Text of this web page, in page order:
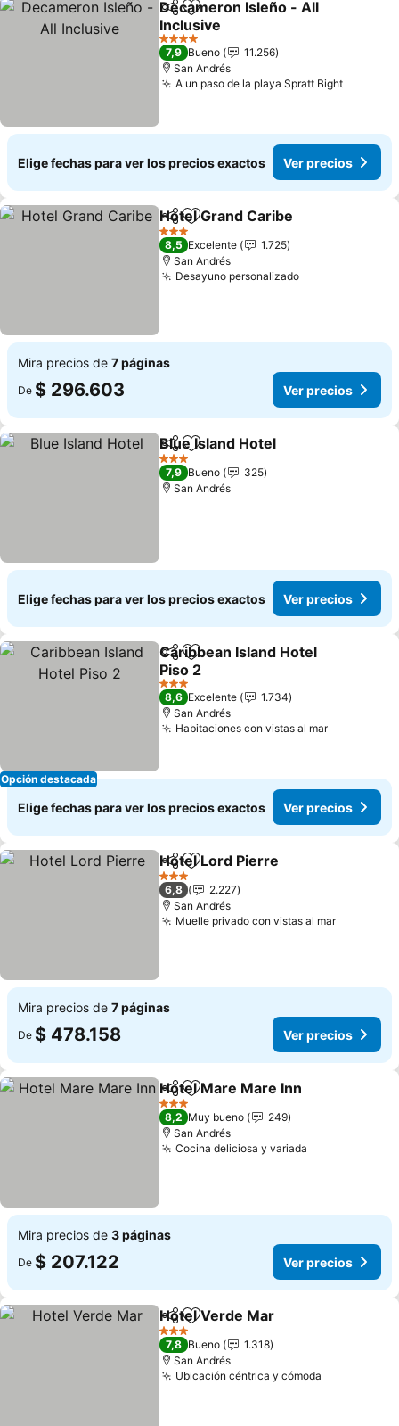
CompartirAgregar a favoritos
Decameron Isleño - All
Inclusive
Ver precios
4 Estrellas
7,9 Bueno
11.256
San Andrés
A un paso de la playa Spratt BightVer
Elige fechas para ver los precios exactos Ver precios
CompartirAgregar a favoritos
Hotel Grand Caribe
3 Estrellas
8,5 Excelente
1.725
San Andrés
Desayuno personalizadoVer precios
Mira precios de 7 páginas
De $ 296.603 Ver precios
CompartirAgregar a favoritos
Blue Island Hotel
3 Estrellas
7,9 Bueno
325
San Andrés
Elige fechas para ver los precios exactos Ver precios
Opción destacada
CompartirAgregar a favoritos
Caribbean Island Hotel
Piso 2
Ver precios
3 Estrellas
8,6 Excelente
1.734
San Andrés
Habitaciones con vistas al marVer
Elige fechas para ver los precios exactos Ver precios
CompartirAgregar a favoritos
Hotel Lord Pierre
3 Estrellas
6,8
2.227
San Andrés
Muelle privado con vistas al marVer
Mira precios de 7 páginas
De $ 478.158 Ver precios
CompartirAgregar a favoritos
Hotel Mare Mare Inn
3 Estrellas
8,2 Muy bueno
249
San Andrés
Cocina deliciosa y variada
Mira precios de 3 páginas
De $ 207.122 Ver precios
CompartirAgregar a favoritos
Hotel Verde Mar
3 Estrellas
7,8 Bueno
1.318
San Andrés
Ubicación céntrica y cómoda